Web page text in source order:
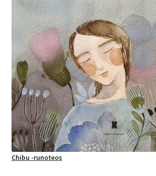
Chibu -runoteos